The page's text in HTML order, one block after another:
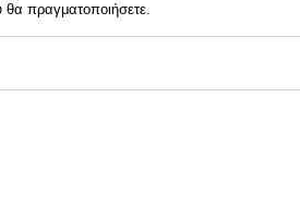
θα πραγματοποιήσετε.